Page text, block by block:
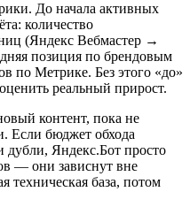
До начала активных
количество
(Яндекс Вебмастер →
позиция по брендовым
по Метрике. Без этого «до»
реальный прирост.
контент, пока не
Если бюджет обхода
дубли, Яндекс.Бот просто
— они зависнут вне
техническая база, потом